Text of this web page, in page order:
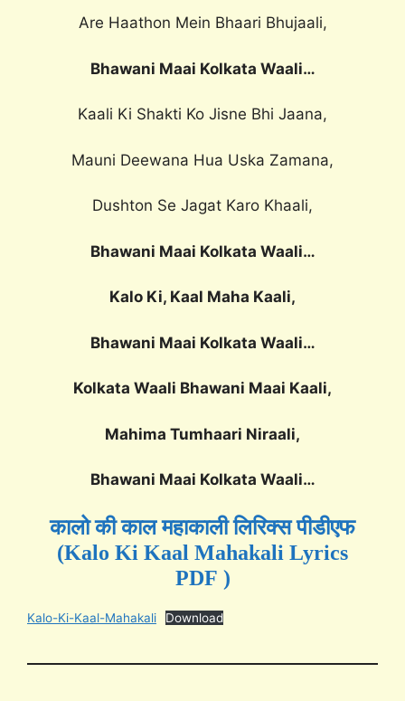
Are Haathon Mein Bhaari Bhujaali,
Bhawani Maai Kolkata Waali…
Kaali Ki Shakti Ko Jisne Bhi Jaana,
Mauni Deewana Hua Uska Zamana,
Dushton Se Jagat Karo Khaali,
Bhawani Maai Kolkata Waali…
Kalo Ki, Kaal Maha Kaali,
Bhawani Maai Kolkata Waali…
Kolkata Waali Bhawani Maai Kaali,
Mahima Tumhaari Niraali,
Bhawani Maai Kolkata Waali…
कालो की काल महाकाली लिरिक्स पीडीएफ
(Kalo Ki Kaal Mahakali Lyrics
PDF )
Kalo-Ki-Kaal-Mahakali Download